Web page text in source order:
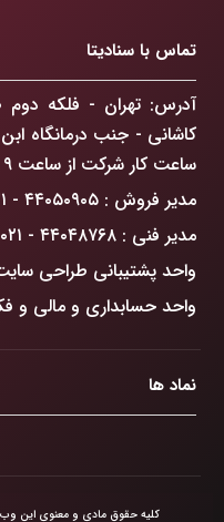
کسب‌وکار شما را متحول
راهکار افزایش فروش
دیجیتال به سلطه بازار
ضرورت درک دیدگاه GoogleBot
تماس با سنادیتا
آدرس: تهران - فلکه دوم
ساعت کار شرکت از ساعت ۹ الی ۱۸ می باشد
مدیر فروش : ۴۴۰۵۰۹۰۵ - ۰۲۱
مدیر فنی : ۴۴۰۴۸۷۶۸ - ۰۲۱
واحد پشتیبانی طراحی سایت:۴۴۰۵۱۹۰۸ -
واحد حسابداری و مالی و فکس:
نماد ها
کلیه حقوق مادی و معنوی این وب